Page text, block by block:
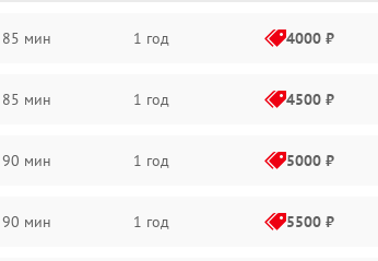
85 мин 1 год 4000 ₽
85 мин 1 год 4500 ₽
90 мин 1 год 5000 ₽
90 мин 1 год 5500 ₽